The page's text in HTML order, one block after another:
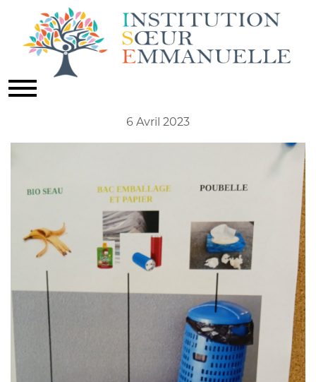
6 Avril 2023